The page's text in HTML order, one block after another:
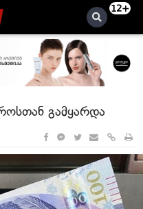
12+
გამყარდა